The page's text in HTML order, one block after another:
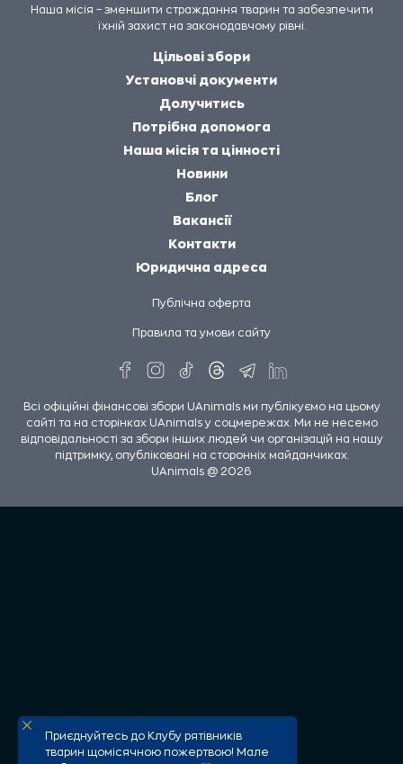
Наша місія – зменшити страждання тварин та забезпечити
їхній захист на законодавчому рівні.
Цільові збори
Установчі документи
Долучитись
Потрібна допомога
Наша місія та цінності
Новини
Блог
Вакансії
Контакти
Юридична адреса
Публічна оферта
Правила та умови сайту
Всі офіційні фінансові збори UAnimals ми публікуємо на цьому
сайті та на сторінках UAnimals у соцмережах. Ми не несемо
відповідальності за збори інших людей чи організацій на нашу
підтримку, опубліковані на сторонніх майданчиках.
UAnimals @ 2026
Приєднуйтесь до Клубу рятівників
тварин щомісячною пожертвою! Мале